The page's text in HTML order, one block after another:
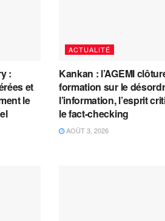
:
et
le
ACTUALITÉ
Kankan : l’AGEMI
formation sur le
l’information, l’esprit
le fact-checking
AOÛT 3, 2026